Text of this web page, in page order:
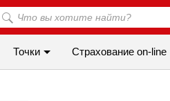
Точки Cтрахование on-line